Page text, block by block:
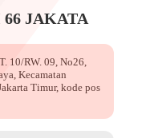
JAKATA
10/RW. 09, No26,
Kecamatan
Timur, kode pos